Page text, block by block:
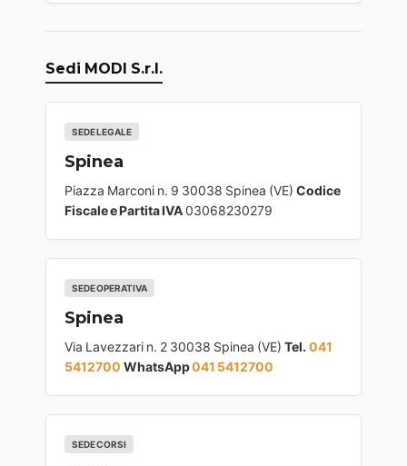
Sedi MODI S.r.l.
SEDE LEGALE
Spinea
Piazza Marconi n. 9 30038 Spinea (VE) Codice
Fiscale e Partita IVA03068230279
SEDE OPERATIVA
Spinea
Via Lavezzari n. 2 30038 Spinea (VE) Tel. 041
5412700 WhatsApp041 5412700
SEDE CORSI